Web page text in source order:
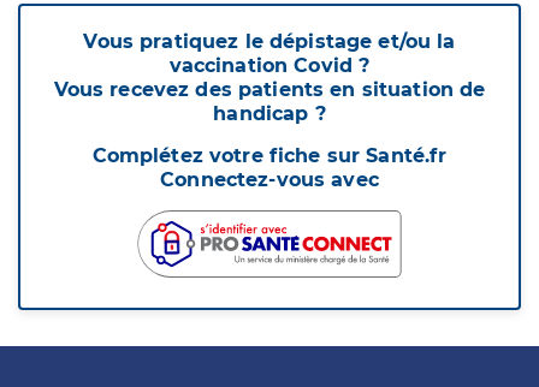
Vous pratiquez le dépistage et/ou la
vaccination Covid ?
Vous recevez des patients en situation de
handicap ?
Complétez votre fiche sur Santé.fr
Connectez-vous avec